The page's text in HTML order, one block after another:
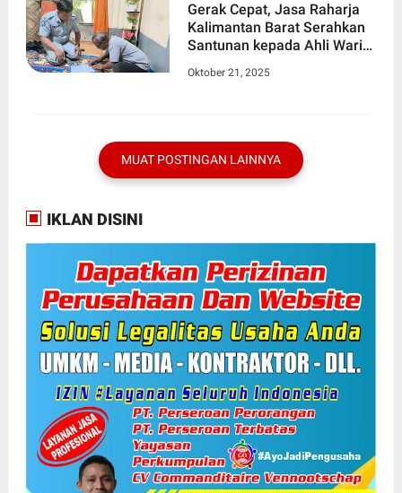
Gerak Cepat, Jasa Raharja
Kalimantan Barat Serahkan
Santunan kepada Ahli Waris
Pontianak Tenggara
Oktober 21, 2025
MUAT POSTINGAN LAINNYA
IKLAN DISINI